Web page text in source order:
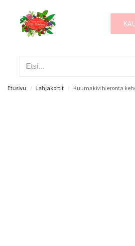
Etusivu / Lahjakortit / Kuumakivihieronta